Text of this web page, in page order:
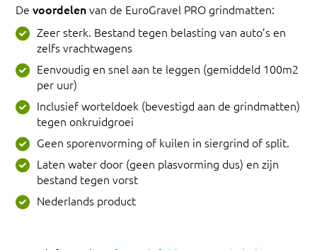
De voordelenvan de EuroGravel PRO grindmatten:
Zeer sterk. Bestand tegen belasting van auto’s en
zelfs vrachtwagens
Eenvoudig en snel aan te leggen (gemiddeld 100m2
per uur)
Inclusief worteldoek (bevestigd aan de grindmatten)
tegen onkruidgroei
Geen sporenvorming of kuilen in siergrind of split.
Laten water door (geen plasvorming dus) en zijn
bestand tegen vorst
Nederlands product